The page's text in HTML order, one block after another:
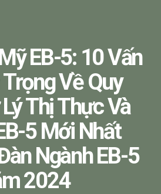
EB-5: 10 Vấn
Về Quy
Thị Thực Và
5 Mới Nhất
Ngành EB-5
2024